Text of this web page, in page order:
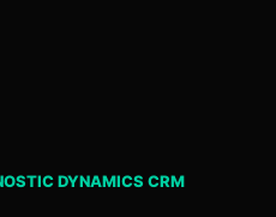
DYNAMICS CRM